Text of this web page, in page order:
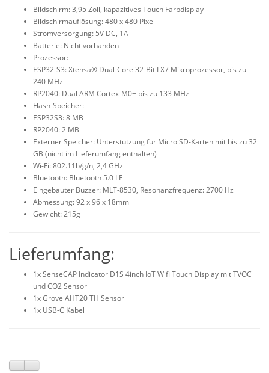
Bildschirm: 3,95 Zoll, kapazitives Touch Farbdisplay
Bildschirmauflösung: 480 x 480 Pixel
Stromversorgung: 5V DC, 1A
Batterie: Nicht vorhanden
Prozessor:
ESP32-S3: Xtensa® Dual-Core 32-Bit LX7 Mikroprozessor, bis zu
240 MHz
RP2040: Dual ARM Cortex-M0+ bis zu 133 MHz
Flash-Speicher:
ESP32S3: 8 MB
RP2040: 2 MB
Externer Speicher: Unterstützung für Micro SD-Karten mit bis zu 32
GB (nicht im Lieferumfang enthalten)
Wi-Fi: 802.11b/g/n, 2,4 GHz
Bluetooth: Bluetooth 5.0 LE
Eingebauter Buzzer: MLT-8530, Resonanzfrequenz: 2700 Hz
Abmessung: 92 x 96 x 18mm
Gewicht: 215g
Lieferumfang:
1x SenseCAP Indicator D1S 4inch IoT Wifi Touch Display mit TVOC
und CO2 Sensor
1x Grove AHT20 TH Sensor
1x USB-C Kabel